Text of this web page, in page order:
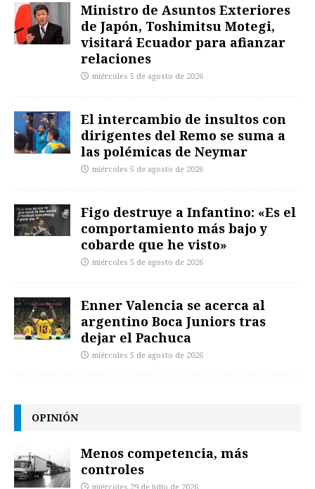
Ministro de Asuntos Exteriores
de Japón, Toshimitsu Motegi,
visitará Ecuador para afianzar
relaciones
miércoles 5 de agosto de 2026
El intercambio de insultos con
dirigentes del Remo se suma a
las polémicas de Neymar
miércoles 5 de agosto de 2026
Figo destruye a Infantino: «Es el
comportamiento más bajo y
cobarde que he visto»
miércoles 5 de agosto de 2026
Enner Valencia se acerca al
argentino Boca Juniors tras
dejar el Pachuca
miércoles 5 de agosto de 2026
OPINIÓN
Menos competencia, más
controles
miércoles 29 de julio de 2026